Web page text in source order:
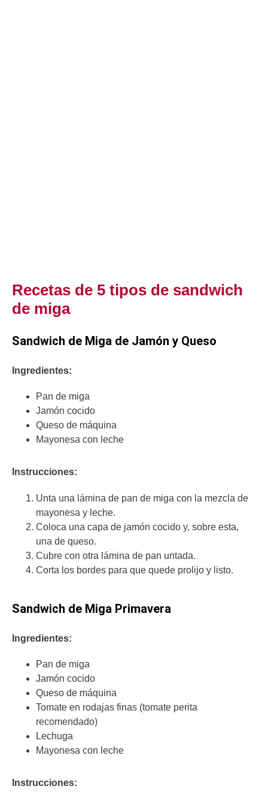
Recetas de 5 tipos de sandwich
de miga
Sandwich de Miga de Jamón y Queso
Ingredientes:
Pan de miga
Jamón cocido
Queso de máquina
Mayonesa con leche
Instrucciones:
Unta una lámina de pan de miga con la mezcla de
mayonesa y leche.
Coloca una capa de jamón cocido y, sobre esta,
una de queso.
Cubre con otra lámina de pan untada.
Corta los bordes para que quede prolijo y listo.
Sandwich de Miga Primavera
Ingredientes:
Pan de miga
Jamón cocido
Queso de máquina
Tomate en rodajas finas (tomate perita
recomendado)
Lechuga
Mayonesa con leche
Instrucciones: